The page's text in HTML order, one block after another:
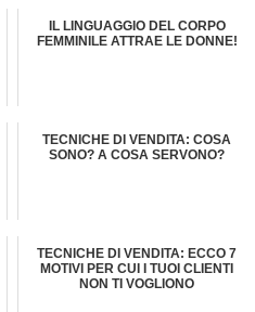
IL LINGUAGGIO DEL CORPO
FEMMINILE ATTRAE LE DONNE!
TECNICHE DI VENDITA: COSA
SONO? A COSA SERVONO?
TECNICHE DI VENDITA: ECCO 7
MOTIVI PER CUI I TUOI CLIENTI
NON TI VOGLIONO